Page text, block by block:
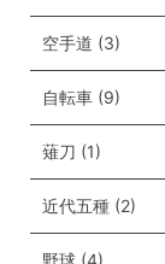
空手道 (3)
自転車 (9)
薙刀 (1)
近代五種 (2)
野球 (4)